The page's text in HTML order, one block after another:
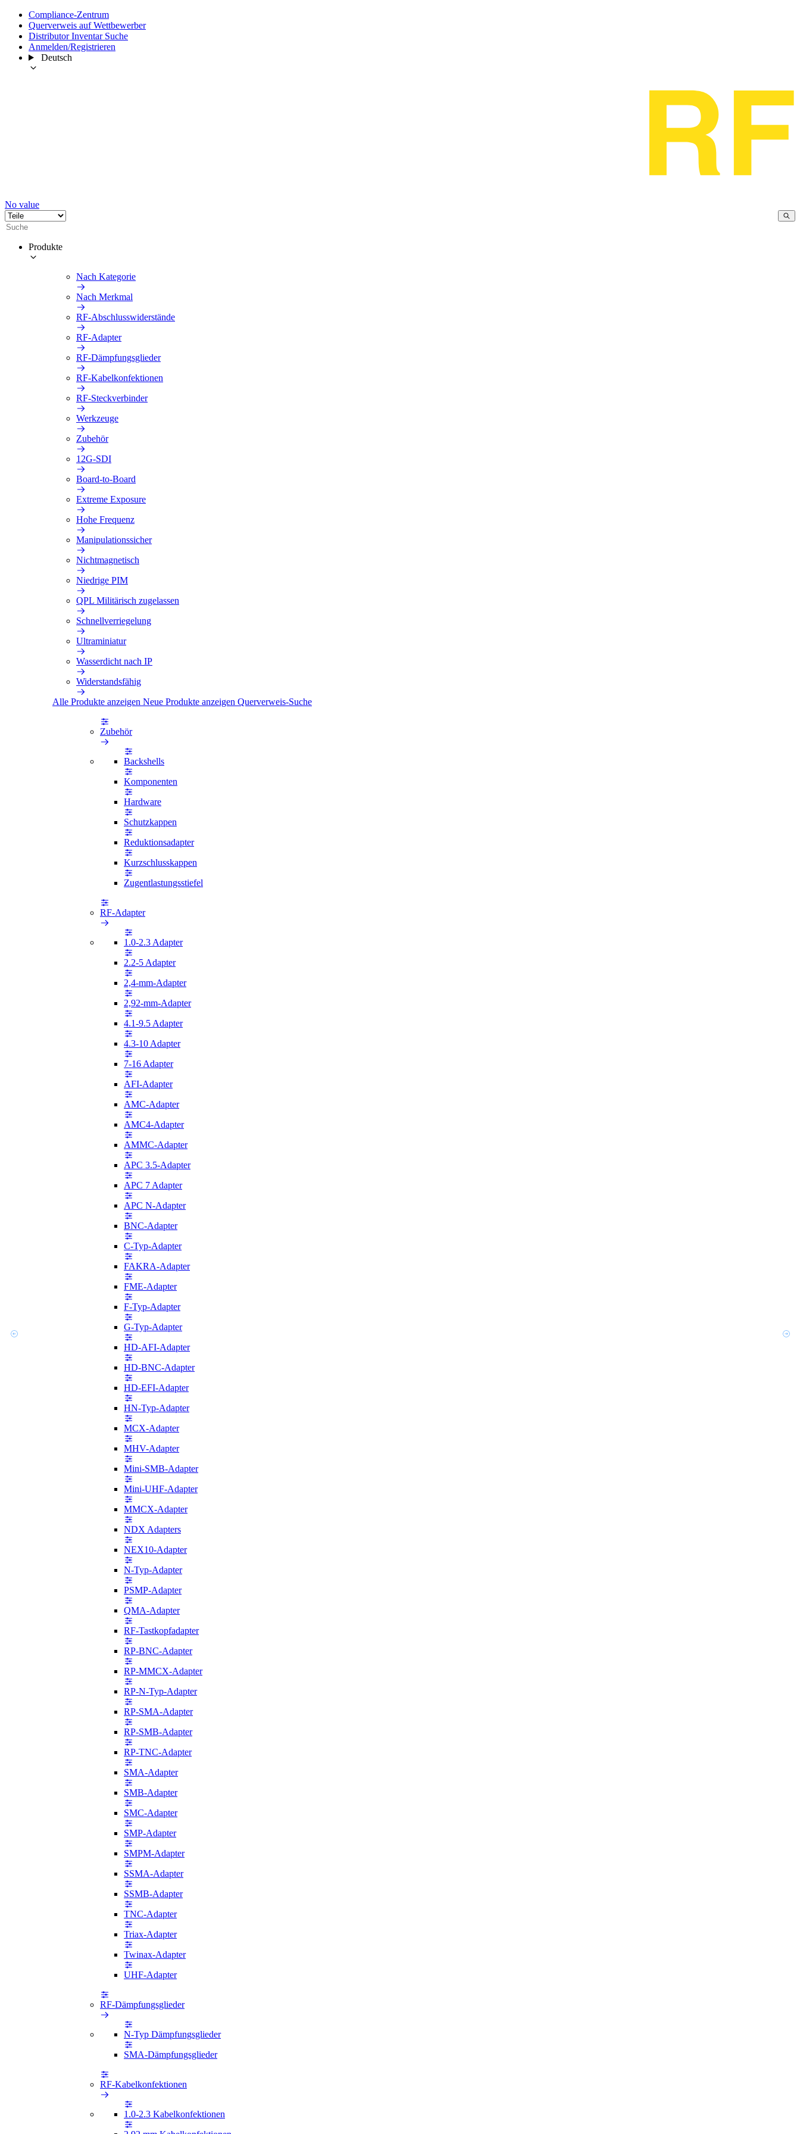
Compliance-Zentrum
Querverweis auf Wettbewerber
Distributor Inventar Suche
Anmelden/Registrieren
Deutsch
No value
Produkte
Nach Kategorie
Nach Merkmal
RF-Abschlusswiderstände
RF-Adapter
RF-Dämpfungsglieder
RF-Kabelkonfektionen
RF-Steckverbinder
Werkzeuge
Zubehör
12G-SDI
Board-to-Board
Extreme Exposure
Hohe Frequenz
Manipulationssicher
Nichtmagnetisch
Niedrige PIM
QPL Militärisch zugelassen
Schnellverriegelung
Ultraminiatur
Wasserdicht nach IP
Widerstandsfähig
Alle Produkte anzeigen Neue Produkte anzeigen Querverweis-Suche
Zubehör
Backshells
Komponenten
Hardware
Schutzkappen
Reduktionsadapter
Kurzschlusskappen
Zugentlastungsstiefel
RF-Adapter
1.0-2.3 Adapter
2.2-5 Adapter
2,4-mm-Adapter
2,92-mm-Adapter
4.1-9.5 Adapter
4.3-10 Adapter
7-16 Adapter
AFI-Adapter
AMC-Adapter
AMC4-Adapter
AMMC-Adapter
APC 3.5-Adapter
APC 7 Adapter
APC N-Adapter
BNC-Adapter
C-Typ-Adapter
FAKRA-Adapter
FME-Adapter
F-Typ-Adapter
G-Typ-Adapter
HD-AFI-Adapter
HD-BNC-Adapter
HD-EFI-Adapter
HN-Typ-Adapter
MCX-Adapter
MHV-Adapter
Mini-SMB-Adapter
Mini-UHF-Adapter
MMCX-Adapter
NDX Adapters
NEX10-Adapter
N-Typ-Adapter
PSMP-Adapter
QMA-Adapter
RF-Tastkopfadapter
RP-BNC-Adapter
RP-MMCX-Adapter
RP-N-Typ-Adapter
RP-SMA-Adapter
RP-SMB-Adapter
RP-TNC-Adapter
SMA-Adapter
SMB-Adapter
SMC-Adapter
SMP-Adapter
SMPM-Adapter
SSMA-Adapter
SSMB-Adapter
TNC-Adapter
Triax-Adapter
Twinax-Adapter
UHF-Adapter
RF-Dämpfungsglieder
N-Typ Dämpfungsglieder
SMA-Dämpfungsglieder
RF-Kabelkonfektionen
1.0-2.3 Kabelkonfektionen